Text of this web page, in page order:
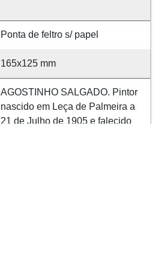
Ponta de feltro s/ papel
165x125 mm
AGOSTINHO SALGADO. Pintor
nascido em Leça de Palmeira a
21 de Julho de 1905 e falecido